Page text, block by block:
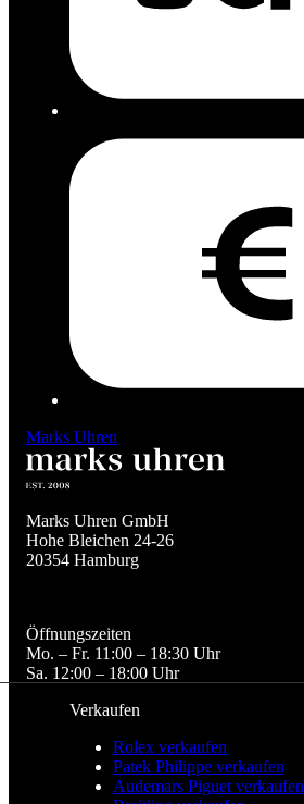
Marks Uhren
Marks Uhren GmbH
Hohe Bleichen 24-26
20354 Hamburg
Öffnungszeiten
Mo. – Fr. 11:00 – 18:30 Uhr
Sa. 12:00 – 18:00 Uhr
Verkaufen
Rolex verkaufen
Patek Philippe verkaufen
Audemars Piguet verkaufen